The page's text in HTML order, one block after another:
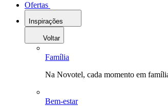
Ofertas
Inspirações
Voltar
Família
Na Novotel, cada momento em
Bem-estar